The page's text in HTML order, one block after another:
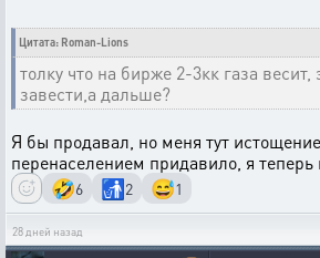
Цитата: Roman-Lions
толку что на бирже 2-3кк газа весит,
завести,а дальше?
Я бы продавал, но меня тут
перенаселением придавило, я
🤣6 🚮2 😅1
28 дней назад